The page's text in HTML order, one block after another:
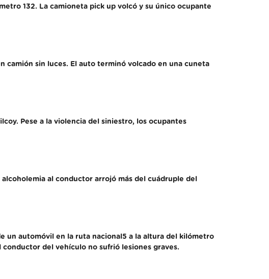
132. La camioneta pick up volcó y su único ocupante
sin luces. El auto terminó volcado en una cuneta
Pese a la violencia del siniestro, los ocupantes
al conductor arrojó más del cuádruple del
un automóvil en la ruta nacional5 a la altura del kilómetro
conductor del vehículo no sufrió lesiones graves.